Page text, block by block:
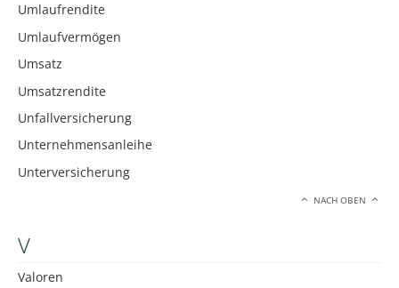
Umlaufrendite
Umlaufvermögen
Umsatz
Umsatzrendite
Unfallversicherung
Unternehmensanleihe
Unterversicherung
NACH OBEN
V
Valoren